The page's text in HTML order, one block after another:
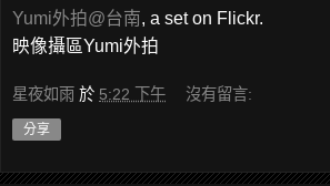
Yumi外拍@台南, a set on Flickr.
映像攝區Yumi外拍
星夜如雨 於 5:22 下午 沒有留言:
分享